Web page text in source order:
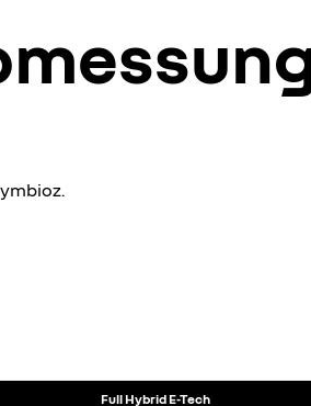
Full Hybrid E-Tech